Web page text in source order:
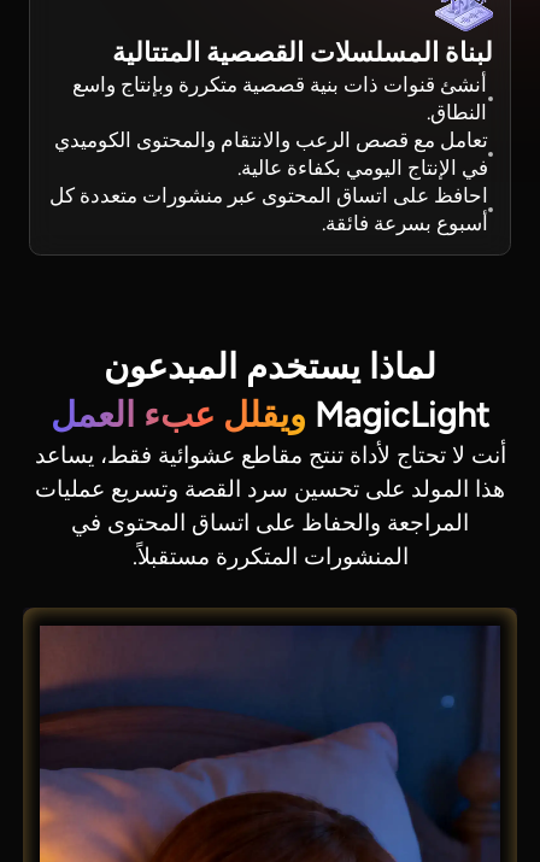
لبناة المسلسلات القصصية المتتالية
أنشئ قنوات ذات بنية قصصية متكررة وبإنتاج واسع
النطاق.
تعامل مع قصص الرعب والانتقام والمحتوى الكوميدي
في الإنتاج اليومي بكفاءة عالية.
احافظ على اتساق المحتوى عبر منشورات متعددة كل
أسبوع بسرعة فائقة.
لماذا يستخدم المبدعون
MagicLight ويقلل عبء العمل
أنت لا تحتاج لأداة تنتج مقاطع عشوائية فقط، يساعد
هذا المولد على تحسين سرد القصة وتسريع عمليات
المراجعة والحفاظ على اتساق المحتوى في
المنشورات المتكررة مستقبلاً.